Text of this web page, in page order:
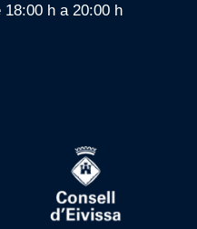
h a 20:00 h